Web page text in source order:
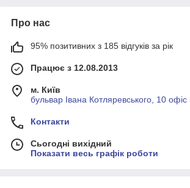
Про нас
95% позитивних з 185 відгуків за рік
Працює з 12.08.2013
м. Київ
бульвар Івана Котляревського, 10 офіс
Контакти
Сьогодні вихідний
Показати весь графік роботи